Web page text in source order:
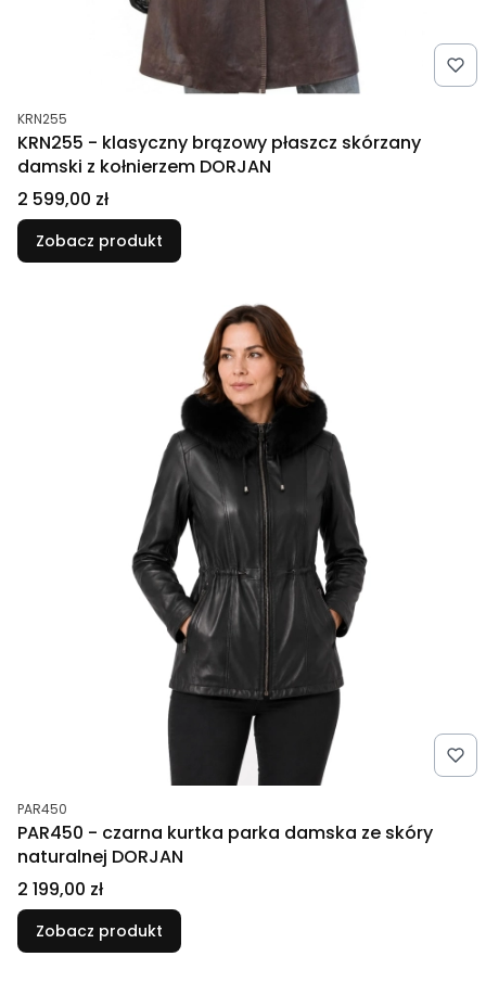
Kod produktu
KRN255
KRN255 - klasyczny brązowy płaszcz skórzany
damski z kołnierzem DORJAN
Cena
2 599,00 zł
Zobacz produkt
Kod produktu
PAR450
PAR450 - czarna kurtka parka damska ze skóry
naturalnej DORJAN
Cena
2 199,00 zł
Zobacz produkt